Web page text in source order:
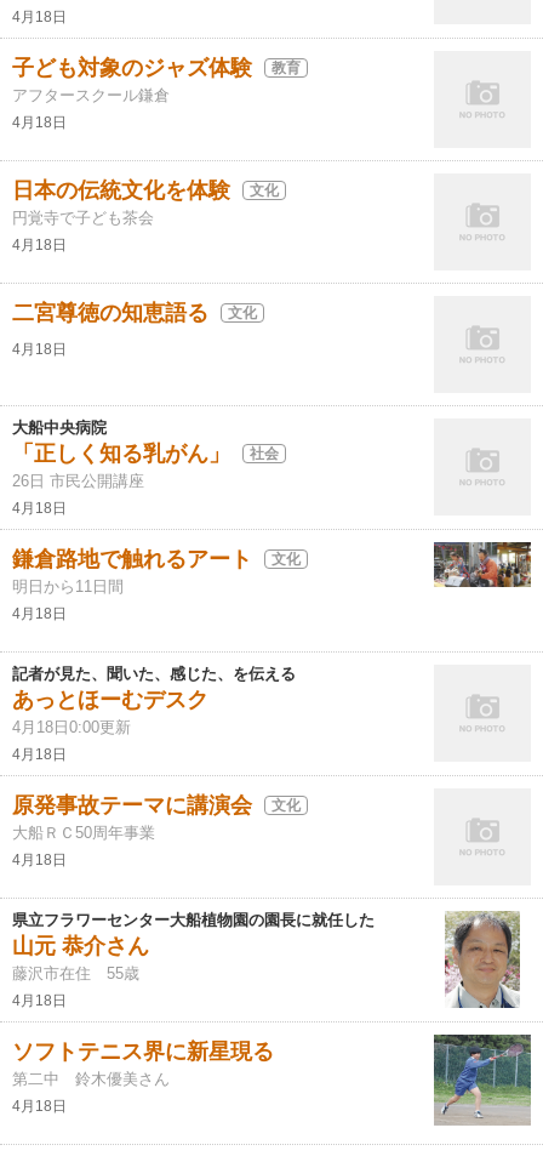
4月18日
子ども対象のジャズ体験 教育
アフタースクール鎌倉
4月18日
日本の伝統文化を体験 文化
円覚寺で子ども茶会
4月18日
二宮尊徳の知恵語る 文化
4月18日
大船中央病院
「正しく知る乳がん」 社会
26日 市民公開講座
4月18日
鎌倉路地で触れるアート 文化
明日から11日間
4月18日
記者が見た、聞いた、感じた、を伝える
あっとほーむデスク
4月18日0:00更新
4月18日
原発事故テーマに講演会 文化
大船ＲＣ50周年事業
4月18日
県立フラワーセンター大船植物園の園長に就任した
山元 恭介さん
藤沢市在住 55歳
4月18日
ソフトテニス界に新星現る
第二中 鈴木優美さん
4月18日